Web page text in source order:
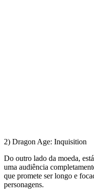
2) Dragon Age: Inquisition
Do outro lado da moeda,
uma audiência
que promete ser longo e
personagens.